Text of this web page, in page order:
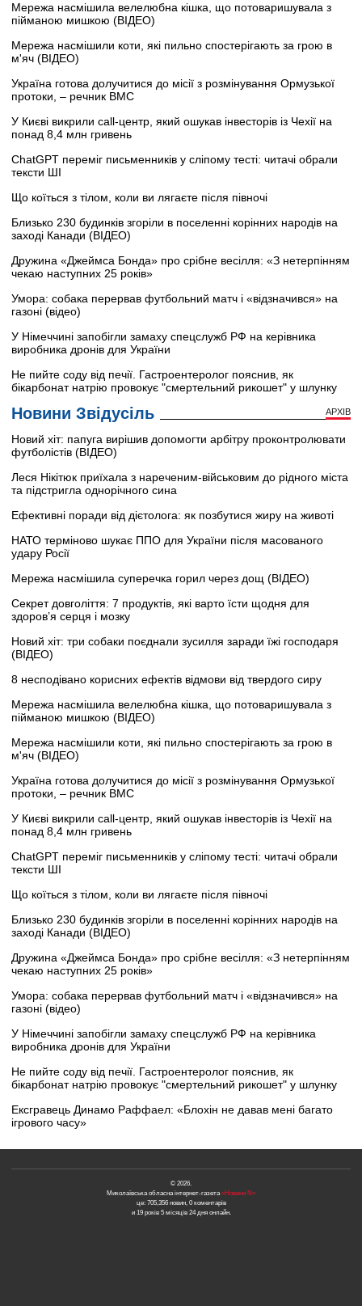
Мережа насмішила велелюбна кішка, що потоваришувала з
пійманою мишкою (ВІДЕО)
Мережа насмішили коти, які пильно спостерігають за грою в
м'яч (ВІДЕО)
Україна готова долучитися до місії з розмінування Ормузької
протоки, – речник ВМС
У Києві викрили call-центр, який ошукав інвесторів із Чехії на
понад 8,4 млн гривень
ChatGPT переміг письменників у сліпому тесті: читачі обрали
тексти ШІ
Що коїться з тілом, коли ви лягаєте після півночі
Близько 230 будинків згоріли в поселенні корінних народів на
заході Канади (ВІДЕО)
Дружина «Джеймса Бонда» про срібне весілля: «З нетерпінням
чекаю наступних 25 років»
Умора: собака перервав футбольний матч і «відзначився» на
газоні (відео)
У Німеччині запобігли замаху спецслужб РФ на керівника
виробника дронів для України
Не пийте соду від печії. Гастроентеролог пояснив, як
бікарбонат натрію провокує "смертельний рикошет" у шлунку
Новини Звідусіль АРХІВ
Новий хіт: папуга вирішив допомогти арбітру проконтролювати
футболістів (ВІДЕО)
Леся Нікітюк приїхала з нареченим-військовим до рідного міста
та підстригла однорічного сина
Ефективні поради від дієтолога: як позбутися жиру на животі
НАТО терміново шукає ППО для України після масованого
удару Росії
Мережа насмішила суперечка горил через дощ (ВІДЕО)
Секрет довголіття: 7 продуктів, які варто їсти щодня для
здоров’я серця і мозку
Новий хіт: три собаки поєднали зусилля заради їжі господаря
(ВІДЕО)
8 несподівано корисних ефектів відмови від твердого сиру
Мережа насмішила велелюбна кішка, що потоваришувала з
пійманою мишкою (ВІДЕО)
Мережа насмішили коти, які пильно спостерігають за грою в
м'яч (ВІДЕО)
Україна готова долучитися до місії з розмінування Ормузької
протоки, – речник ВМС
У Києві викрили call-центр, який ошукав інвесторів із Чехії на
понад 8,4 млн гривень
ChatGPT переміг письменників у сліпому тесті: читачі обрали
тексти ШІ
Що коїться з тілом, коли ви лягаєте після півночі
Близько 230 будинків згоріли в поселенні корінних народів на
заході Канади (ВІДЕО)
Дружина «Джеймса Бонда» про срібне весілля: «З нетерпінням
чекаю наступних 25 років»
Умора: собака перервав футбольний матч і «відзначився» на
газоні (відео)
У Німеччині запобігли замаху спецслужб РФ на керівника
виробника дронів для України
Не пийте соду від печії. Гастроентеролог пояснив, як
бікарбонат натрію провокує "смертельний рикошет" у шлунку
Ексгравець Динамо Раффаел: «Блохін не давав мені багато
ігрового часу»
© 2026.
Миколаївська обласна інтернет-газета«Новини N»
це: 705,356 новин, 0 коментарів
и 19 років 5 місяців 24 дня онлайн.